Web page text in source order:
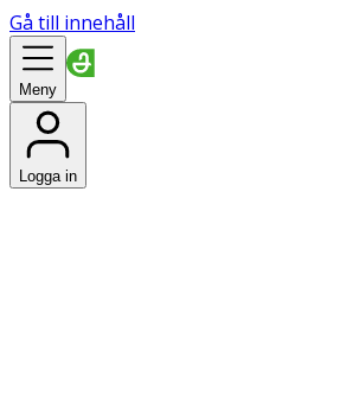
Gå till innehåll
Meny
Logga in